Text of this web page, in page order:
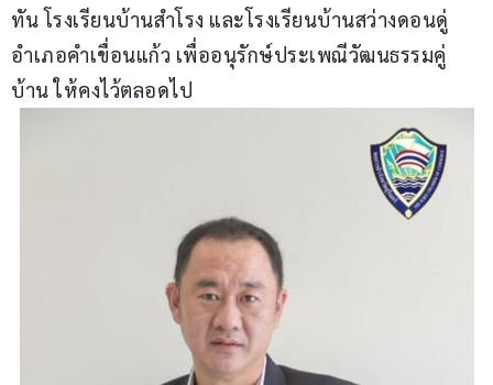
ทัน โรงเรียนบ้านสำโรง และโรงเรียนบ้านสว่างดอนดู่
อำเภอคำเขื่อนแก้ว เพื่ออนุรักษ์ประเพณีวัฒนธรรมคู่
บ้าน ให้คงไว้ตลอดไป